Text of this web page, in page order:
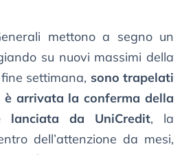
mettono a segno un
su nuovi massimi della
settimana, sono trapelati
arrivata la conferma della
lanciata da UniCredit, la
dell’attenzione da mesi,